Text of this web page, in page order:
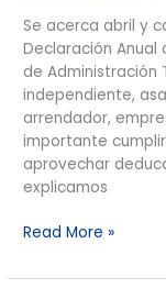
Se acerca abril y
Declaración Anual
de Administración
independiente,
arrendador,
importante
aprovechar
explicamos
Read More »